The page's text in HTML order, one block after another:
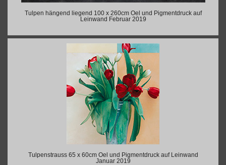
Tulpen hängend liegend 100 x 260cm Oel und Pigmentdruck auf
Leinwand Februar 2019
Tulpenstrauss 65 x 60cm Oel und Pigmentdruck auf Leinwand
Januar 2019